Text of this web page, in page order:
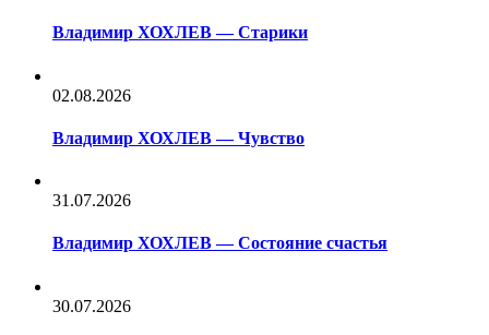
Владимир ХОХЛЕВ — Старики
02.08.2026
Владимир ХОХЛЕВ — Чувство
31.07.2026
Владимир ХОХЛЕВ — Состояние счастья
30.07.2026